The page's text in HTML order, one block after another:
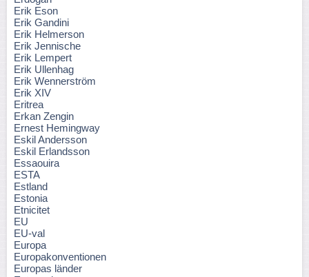
Erik Eson
Erik Gandini
Erik Helmerson
Erik Jennische
Erik Lempert
Erik Ullenhag
Erik Wennerström
Erik XIV
Eritrea
Erkan Zengin
Ernest Hemingway
Eskil Andersson
Eskil Erlandsson
Essaouira
ESTA
Estland
Estonia
Etnicitet
EU
EU-val
Europa
Europakonventionen
Europas länder